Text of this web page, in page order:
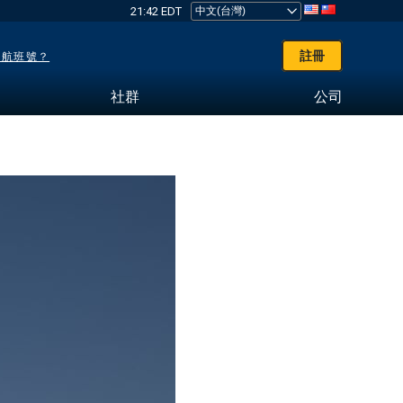
21:42 EDT
班號？ 註冊
社群 公司